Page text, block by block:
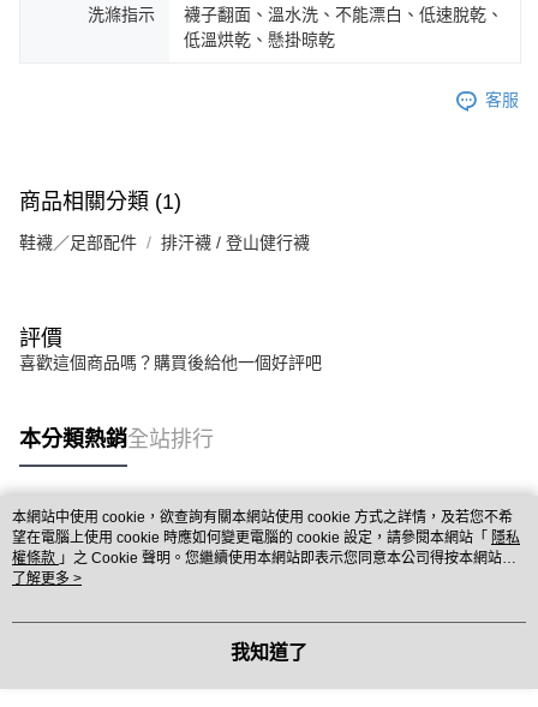
洗滌指示
襪子翻面、溫水洗、不能漂白、低速脫乾、
低溫烘乾、懸掛晾乾
客服
商品相關分類 (1)
鞋襪／足部配件 排汗襪 / 登山健行襪
評價
喜歡這個商品嗎？購買後給他一個好評吧
本分類熱銷全站排行
熱門標籤
本網站中使用 cookie，欲查詢有關本網站使用 cookie 方式之詳情，及若您不希
望在電腦上使用 cookie 時應如何變更電腦的 cookie 設定，請參閱本網站「 隱私
權條款 」之 Cookie 聲明。您繼續使用本網站即表示您同意本公司得按本網站使
用條款之 Cookie 聲明使用 cookie。
了解更多 >
我知道了